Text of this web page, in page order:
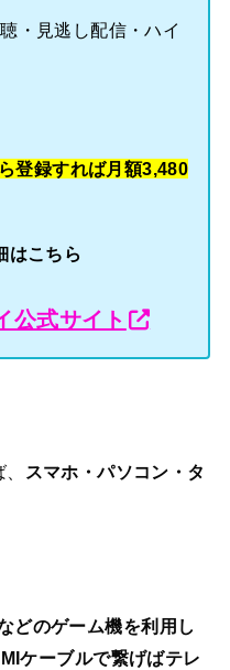
・見逃し配信・ハイ
登録すれば月額3,480
はこちら
公式サイト
スマホ・パソコン・タ
のゲーム機を利用し
ケーブルで繋げばテレ